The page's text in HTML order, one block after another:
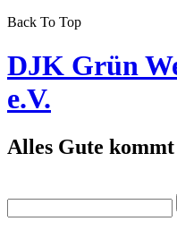
Back To Top
DJK Grün
e.V.
Alles Gute kommt